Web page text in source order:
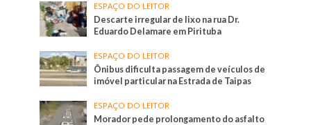
ESPAÇO DO LEITOR
Descarte irregular de lixo na rua Dr.
Eduardo Delamare em Pirituba
ESPAÇO DO LEITOR
Ônibus dificulta passagem de veículos de
imóvel particular na Estrada de Taipas
ESPAÇO DO LEITOR
Morador pede prolongamento do asfalto